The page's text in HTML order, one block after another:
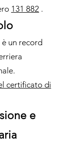
131 882 .
un record
certificato di
e